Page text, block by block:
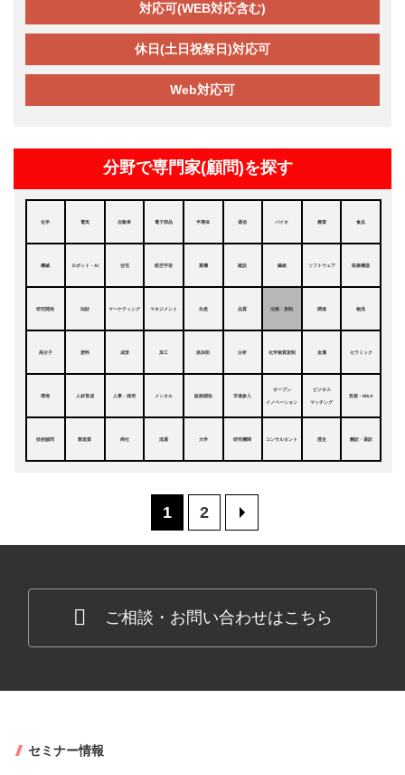
対応可(WEB対応含む)
休日(土日祝祭日)対応可
Web対応可
分野で専門家(顧問)を探す
化学 電気 自動車 電子部品 半導体 通信 バイオ 農業 食品
機械 ロボット・AI 住宅 航空宇宙 重機 建設 繊維 ソフトウェア 医療機器
研究開発 知財 マーケティング マネジメント 生産 品質 法務・規制 調達 物流
高分子 塗料 成形 加工 添加剤 分析 化学物質規制 金属 セラミック
環境 人材育成 人事・採用 メンタル 販路開拓 市場参入
オープン
イノベーション
ビジネス
マッチング
投資・M&A
技術顧問 製造業 商社 流通 大学 研究機関 コンサルタント 歴史 翻訳・通訳
1 2 >
ご相談・お問い合わせはこちら
セミナー情報